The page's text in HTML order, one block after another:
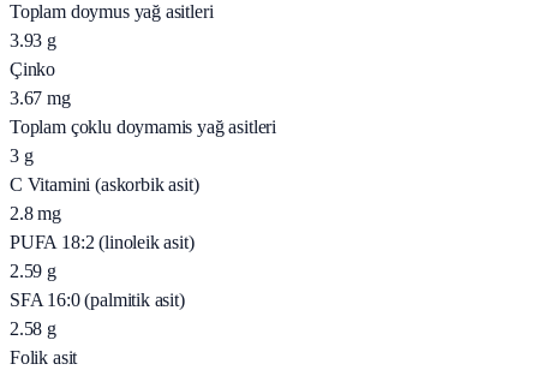
Toplam doymus yağ asitleri
3.93 g
Çinko
3.67 mg
Toplam çoklu doymamis yağ asitleri
3 g
C Vitamini (askorbik asit)
2.8 mg
PUFA 18:2 (linoleik asit)
2.59 g
SFA 16:0 (palmitik asit)
2.58 g
Folik asit